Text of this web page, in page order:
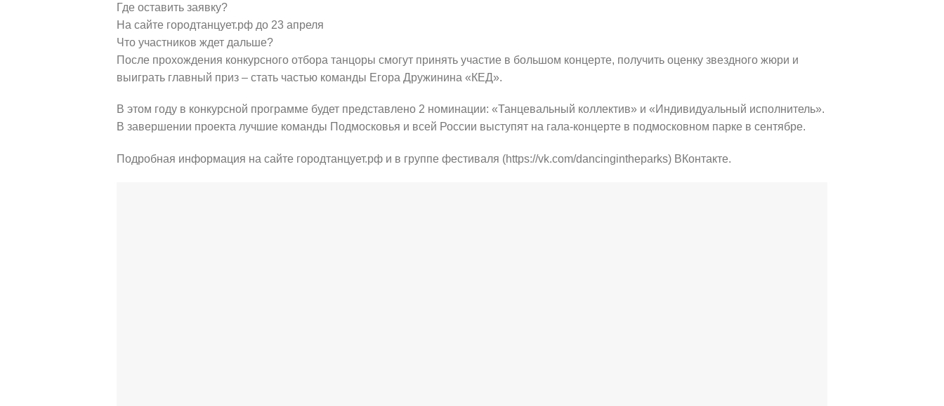
Где оставить заявку?
На сайте городтанцует.рф до 23 апреля
Что участников ждет дальше?
После прохождения конкурсного отбора танцоры смогут принять участие в большом концерте, получить оценку звездного жюри и
выиграть главный приз – стать частью команды Егора Дружинина «КЕД».
В этом году в конкурсной программе будет представлено 2 номинации: «Танцевальный коллектив» и «Индивидуальный исполнитель».
В завершении проекта лучшие команды Подмосковья и всей России выступят на гала-концерте в подмосковном парке в сентябре.
Подробная информация на сайте городтанцует.рф и в группе фестиваля (https://vk.com/dancingintheparks) ВКонтакте.